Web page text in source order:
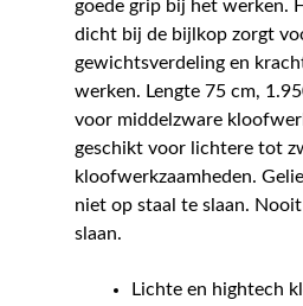
goede grip bij het werken.
dicht bij de bijlkop zorgt
gewichtsverdeling en
werken. Lengte 75 cm,
voor middelzware
geschikt voor lichtere tot
kloofwerkzaamheden.
niet op staal te slaan. Nooit
slaan.
Lichte en hightech